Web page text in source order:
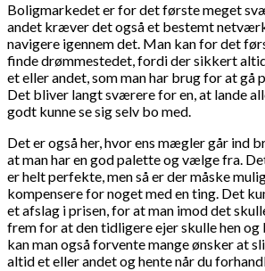
Boligmarkedet er for det første meget
andet kræver det også et bestemt
navigere igennem det. Man kan for det
finde drømmestedet, fordi der sikkert
et eller andet, som man har brug for at gå
Det bliver langt sværere for en, at lande
godt kunne se sig selv bo med.
Det er også her, hvor ens mægler går ind
at man har en god palette og vælge fra.
er helt perfekte, men så er der måske
kompensere for noget med en ting. Det
et afslag i prisen, for at man imod det
frem for at den tidligere ejer skulle hen og
kan man også forvente mange ønsker at
altid et eller andet og hente når du